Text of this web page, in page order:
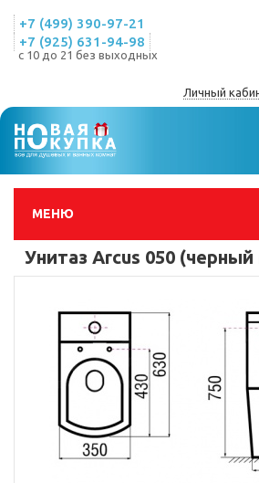
+7 (499) 390-97-21
+7 (925) 631-94-98
с 10 до 21 без выходных
Личный
МЕНЮ
Унитаз Arcus 050